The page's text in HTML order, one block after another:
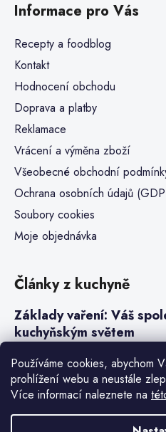
Používáme cookies, abychom
prohlížení webu a neustále
Více informací naleznete na
Informace pro Vás
Recepty a foodblog
Kontakt
Hodnocení obchodu
Doprava a platby
Reklamace
Vrácení a výměna zboží
Všeobecné obchodní
Ochrana osobních údajů
Soubory cookies
Moje objednávka
Články z kuchyně
Základy vaření: Váš
kuchyňským světem
Steaky a sous-vide
Jak vařit v tlakovém